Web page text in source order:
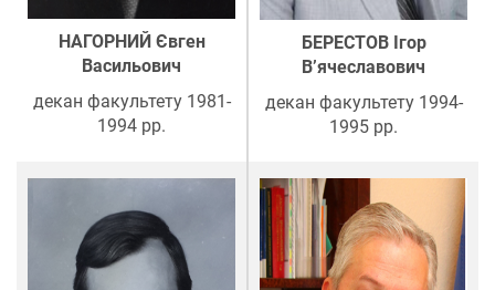
НАГОРНИЙ Євген
Васильович
декан факультету 1981-
1994 рр.
БЕРЕСТОВ Ігор
В’ячеславович
декан факультету 1994-
1995 рр.